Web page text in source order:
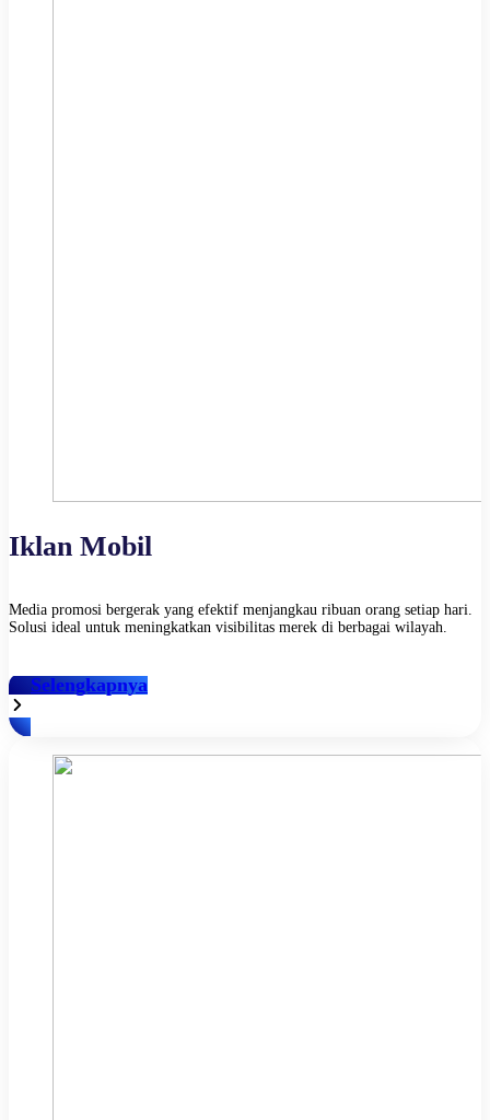
Iklan Mobil
Media promosi bergerak yang efektif menjangkau ribuan orang setiap hari.
Solusi ideal untuk meningkatkan visibilitas merek di berbagai wilayah.
Selengkapnya